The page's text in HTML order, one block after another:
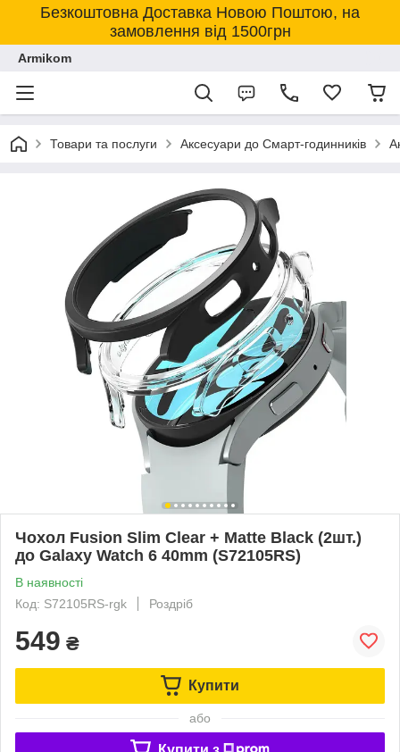
Безкоштовна Доставка Новою Поштою, на
замовлення від 1500грн
Armikom
Товари та послуги Аксесуари до Смарт-годинників
Чохол Fusion Slim Clear + Matte Black (2шт.)
до Galaxy Watch 6 40mm (S72105RS)
В наявності
Код: S72105RS-rgk
Роздріб
549 ₴
Купити
або